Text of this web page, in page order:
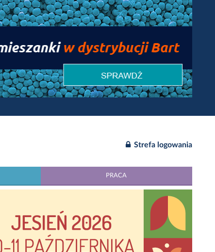
Strefa logowania
PRACA